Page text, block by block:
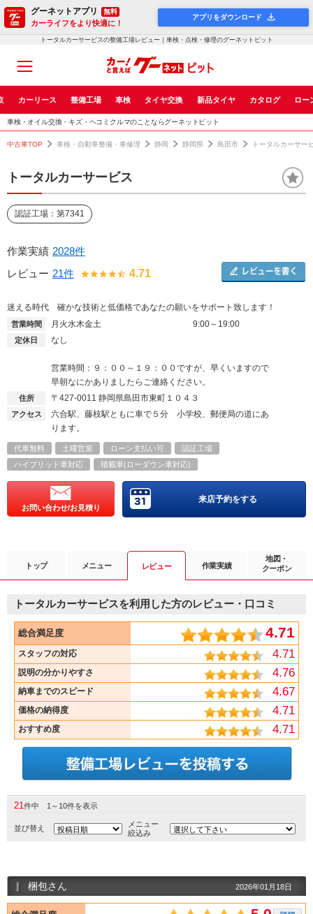
グーネットアプリ 無料
カーライフをより快適に！
アプリをダウンロード
トータルカーサービスの整備工場レビュー｜車検・点検・修理のグーネットピット
カーリース 整備工場 車検 タイヤ交換 新品タイヤ カタログ ロー
車検・オイル交換・キズ・ヘコミクルマのことならグーネットピット
中古車TOP 車検・自動車整備・車修理 静岡 静岡県 島田市 トータルカーサー
トータルカーサービス
認証工場：第7341
作業実績 2028件
レビュー 21件 4.71
迷える時代 確かな技術と低価格であなたの願いをサポート致します！
営業時間 月火水木金土 9:00～19:00
定休日 なし
営業時間：９：００～１９：００ですが、早くいますので
早朝なにかありましたらご連絡ください。
住所 〒427-0011 静岡県島田市東町１０４３
アクセス
六合駅、藤枝駅ともに車で５分 小学校、郵便局の道にあ
ります。
代車無料 土曜営業 ローン支払い可
認証工場
ハイブリッド車対応
積載車(ローダウン車対応)
お問い合わせ/お見積り
来店予約をする
トップ メニュー レビュー 作業実績
地図・
クーポン
トータルカーサービスを利用した方のレビュー・口コミ
総合満足度 4.71
スタッフの対応 4.71
説明の分かりやすさ 4.76
納車までのスピード 4.67
価格の納得度 4.71
おすすめ度 4.71
21件中 1～10件を表示
並び替え
メニュー
絞込み
梱包さん 2026年01月18日